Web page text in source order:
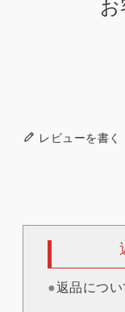
レビューを書く
●返品につ